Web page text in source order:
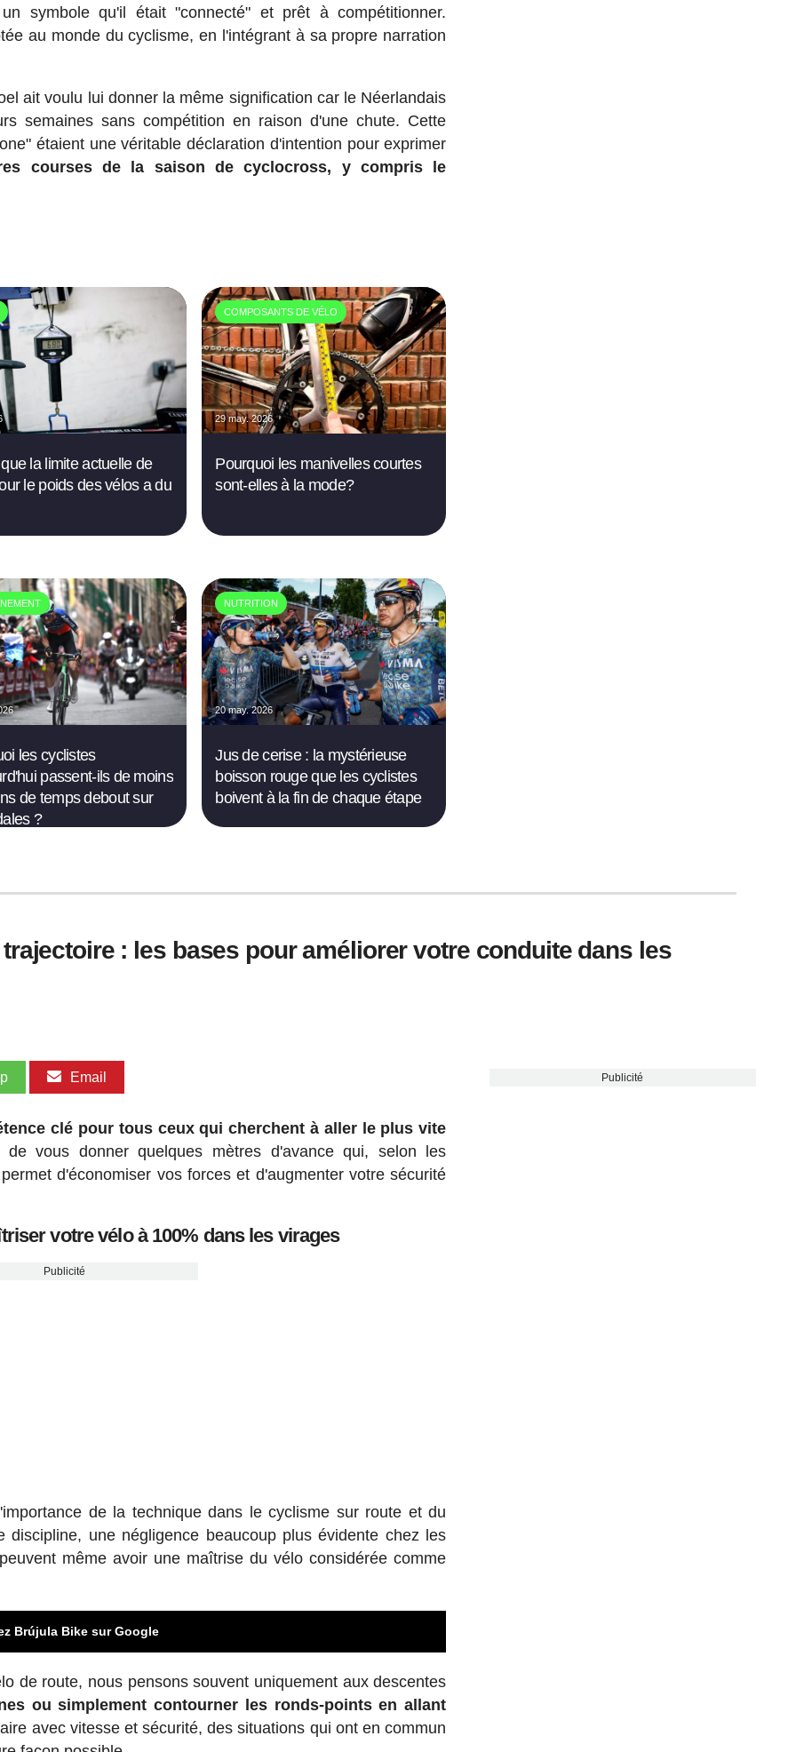
symbole qu'il était "connecté" et prêt à compétitionner.
au monde du cyclisme, en l'intégrant à sa propre narration
ait voulu lui donner la même signification car le Néerlandais
semaines sans compétition en raison d'une chute. Cette
étaient une véritable déclaration d'intention pour exprimer
courses de la saison de cyclocross, y compris le
la limite actuelle de
le poids des vélos a du
COMPOSANTS DE VÉLO
29 may. 2026
Pourquoi les manivelles courtes
sont-elles à la mode?
les cyclistes
passent-ils de moins
de temps debout sur
?
NUTRITION
20 may. 2026
Jus de cerise : la mystérieuse
boisson rouge que les cyclistes
boivent à la fin de chaque étape
: les bases pour améliorer votre conduite dans les
Email
clé pour tous ceux qui cherchent à aller le plus vite
vous donner quelques mètres d'avance qui, selon les
d'économiser vos forces et d'augmenter votre sécurité
votre vélo à 100% dans les virages
Publicité
de la technique dans le cyclisme sur route et du
une négligence beaucoup plus évidente chez les
même avoir une maîtrise du vélo considérée comme
Brújula Bike sur Google
de route, nous pensons souvent uniquement aux descentes
ou simplement contourner les ronds-points en allant
avec vitesse et sécurité, des situations qui ont en commun
Publicité